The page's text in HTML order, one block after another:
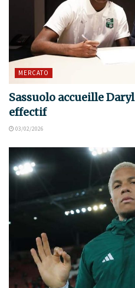
MERCATO
Sassuolo accueille
effectif
03/02/2026